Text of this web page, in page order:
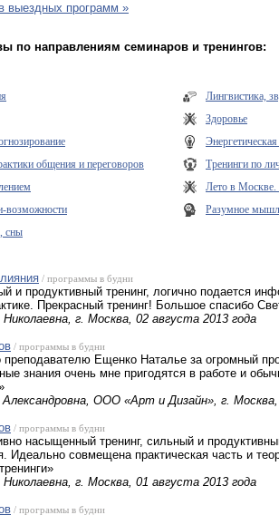
выездных программ »
по направлениям семинаров и тренингов:
общения и переговоров
возможности
сны
Лингвистика,
Здоровье
Тренинги по
Лето в
Разумное
/ программы в будни
и продуктивный тренинг, логично подается
Прекрасный тренинг! Большое спасибо
г. Москва, 02 августа 2013 года
/ программы в будни
Ещенко Наталье за огромный
знания очень мне пригодятся в работе и
Александровна, ООО «Арт и Дизайн», г.
/ программы в будни
насыщенный тренинг, сильный и
Идеально совмещена практическая часть и
г. Москва, 01 августа 2013 года
/ программы в будни